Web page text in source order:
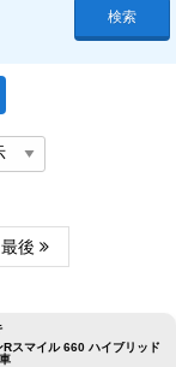
検索
最後
Rスマイル 660 ハイブリッド